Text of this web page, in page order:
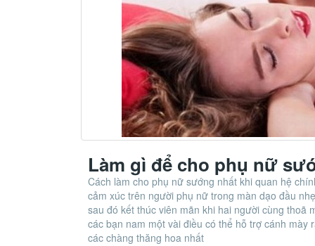
Làm gì để cho phụ nữ
Cách làm cho phụ nữ sướng nhất khi quan hệ
cảm xúc trên người phụ nữ trong màn dạo đầu
sau đó kết thúc viên mãn khi hai người cùng thoã
các bạn nam một vài điều có thể hỗ trợ cánh
các chàng thăng hoa nhất